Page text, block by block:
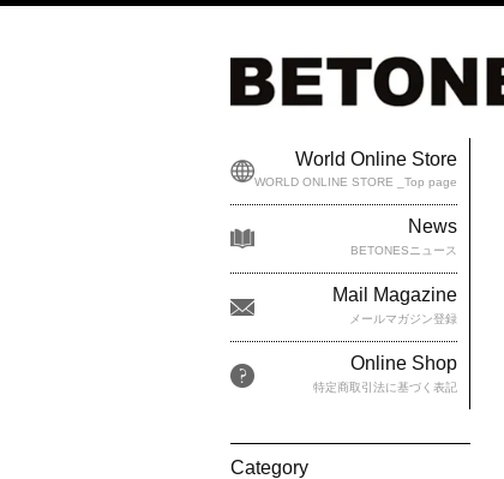
World Online Store
WORLD ONLINE STORE _Top page
News
BETONESニュース
Mail Magazine
メールマガジン登録
Online Shop
特定商取引法に基づく表記
Category